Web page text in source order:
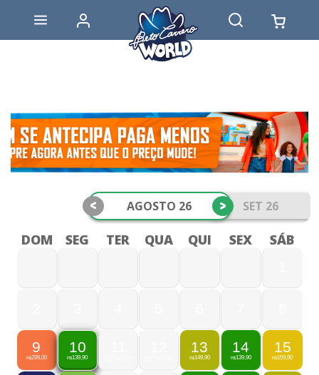
AGOSTO 26 SET 26
< >
DOM SEG TER QUA QUI SEX SÁB
9
R$299,00
10
R$139,90
13
R$149,90
14
R$139,90
15
R$159,90